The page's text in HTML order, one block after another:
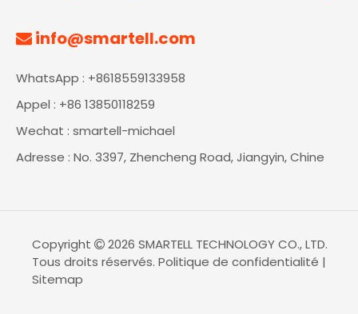
 info@smartell.com
WhatsApp : +8618559133958
Appel : +86 13850118259
Wechat : smartell-michael
Adresse : No. 3397, Zhencheng Road, Jiangyin, Chine
Copyright  2026 SMARTELL TECHNOLOGY CO., LTD.
Tous droits réservés. Politique de confidentialité |
Sitemap